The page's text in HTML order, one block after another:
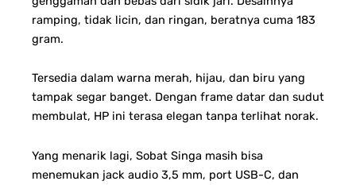
ramping, tidak licin, dan ringan, beratnya cuma 183
gram.
Tersedia dalam warna merah, hijau, dan biru yang
tampak segar banget. Dengan frame datar dan sudut
membulat, HP ini terasa elegan tanpa terlihat norak.
Yang menarik lagi, Sobat Singa masih bisa
menemukan jack audio 3,5 mm, port USB-C, dan